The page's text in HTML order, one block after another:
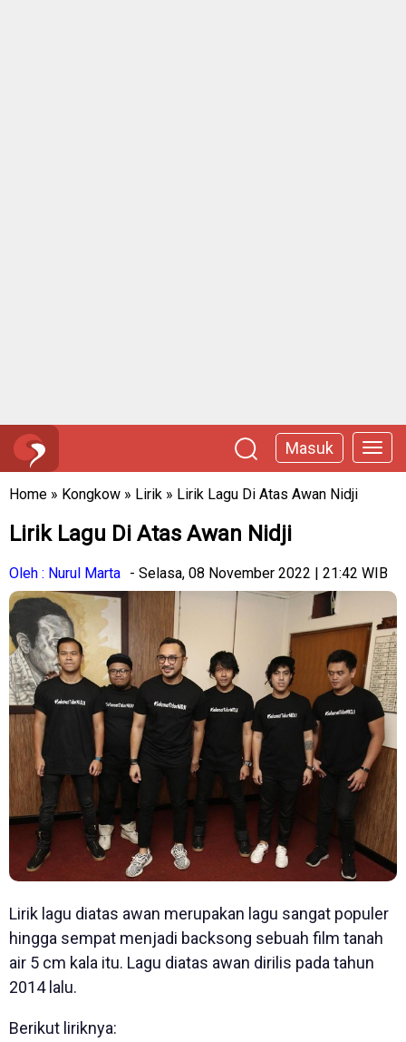
Masuk
Home » Kongkow » Lirik » Lirik Lagu Di Atas Awan Nidji
Lirik Lagu Di Atas Awan Nidji
Oleh : Nurul Marta - Selasa, 08 November 2022 | 21:42 WIB
Lirik lagu diatas awan merupakan lagu sangat populer
hingga sempat menjadi backsong sebuah film tanah
air 5 cm kala itu. Lagu diatas awan dirilis pada tahun
2014 lalu.
Berikut liriknya: